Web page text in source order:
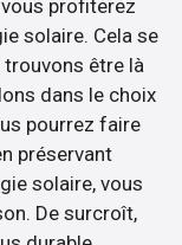
profiterez
solaire. Cela se
être là
dans le choix
pourrez faire
préservant
solaire, vous
De surcroît,